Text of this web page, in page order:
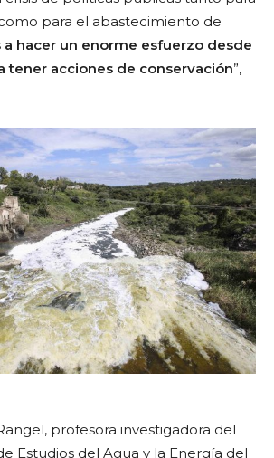
para el abastecimiento de
a hacer un enorme esfuerzo desde
tener acciones de conservación”,
profesora investigadora del
Estudios del Agua y la Energía del